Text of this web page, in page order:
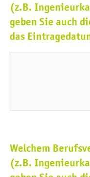
(z.B.
geben Sie auch
das
Welchem
(z.B.